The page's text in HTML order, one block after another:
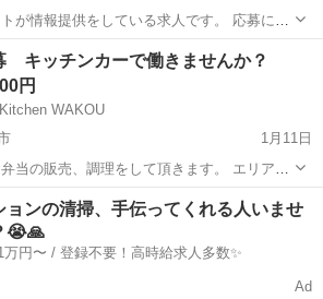
が情報提供をしている求人です。 応募に際
場合、マッハバイトの利用規約と個人情報
へ同意したこととなります。 ▼利用規約
バリー
キッチンカーで働きませんか？
円
WAKOU
1月11日
当の販売、調理をして頂きます。 エリアは
間帯は9:30〜14:30までの実働5時間になり
が、土曜日お休みも可能です。 ※未経験
デリバリー キッチンカー
ョンの清掃、手伝ってくれる人いませ
😭🙏
日給例1万円〜 / 登録不要！高時給求人多数✨
Ad